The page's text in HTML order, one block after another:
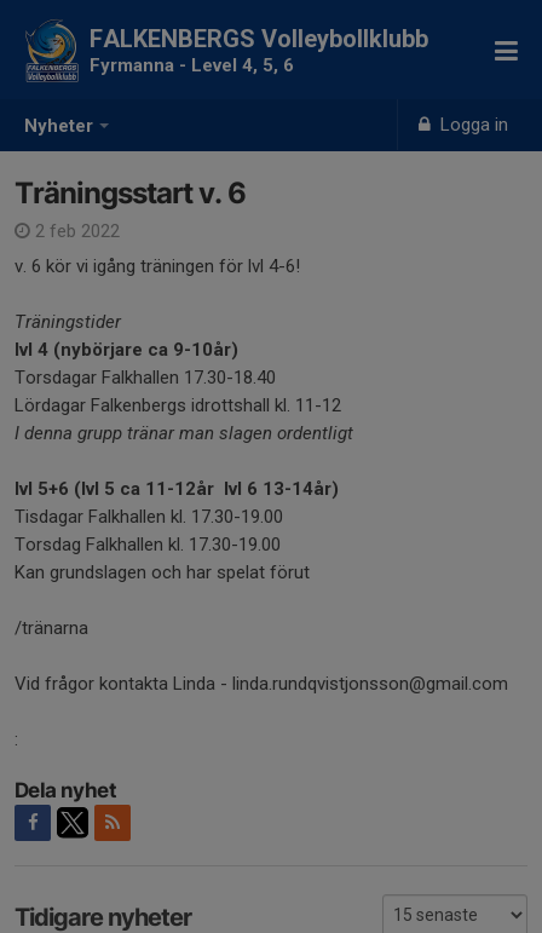
Nyheter Logga in
FALKENBERGS Volleybollklubb
Fyrmanna - Level 4, 5, 6
Träningsstart v. 6
2 feb 2022
v. 6 kör vi igång träningen för lvl 4-6!
Träningstider
lvl 4 (nybörjare ca 9-10år)
Torsdagar Falkhallen 17.30-18.40
Lördagar Falkenbergs idrottshall kl. 11-12
I denna grupp tränar man slagen ordentligt
lvl 5+6 (lvl 5 ca 11-12år lvl 6 13-14år)
Tisdagar Falkhallen kl. 17.30-19.00
Torsdag Falkhallen kl. 17.30-19.00
Kan grundslagen och har spelat förut
/tränarna
Vid frågor kontakta Linda - linda.rundqvistjonsson@gmail.com
:
Dela nyhet
Tidigare nyheter